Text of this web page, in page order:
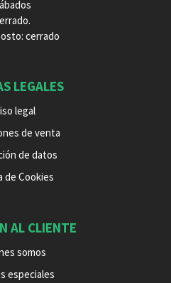
cerrado
LEGALES
legal
de venta
de datos
de Cookies
AL CLIENTE
somos
especiales